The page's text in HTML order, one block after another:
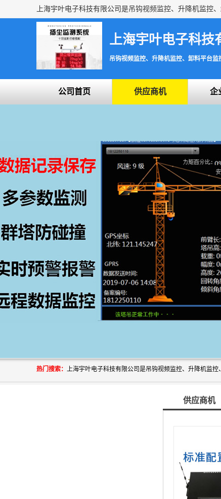
上海宇叶电子科技
吊钩视频监控、升降机监控、卸料平台
公司首页 供应商机 企
热门搜索：
供应商机